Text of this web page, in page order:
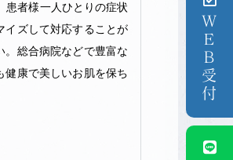
ＷＥＢ受付
分かる明細書を無料で発行しており
旨をお申し出ください。
患者様一人ひとりの症状
イズして対応することが
。総合病院などで豊富な
健康で美しいお肌を保ち